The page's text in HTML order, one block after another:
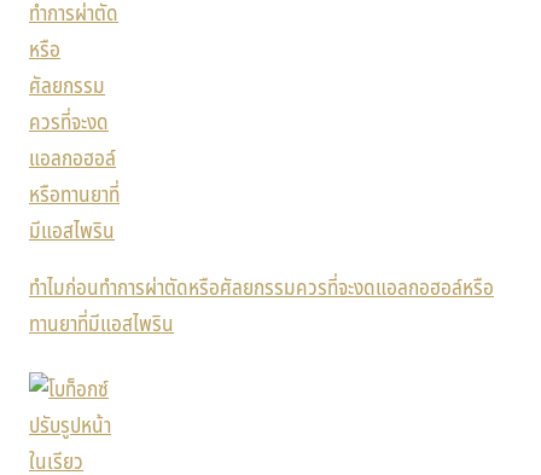
ทำไมก่อนทำการผ่าตัดหรือศัลยกรรมควรที่จะงดแอลกอฮอล์หรือ
ทานยาที่มีแอสไพริน